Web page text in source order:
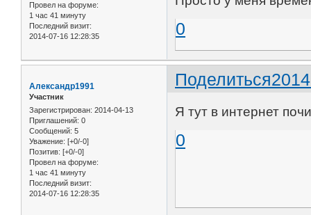
Провел на форуме:
1 час 41 минуту
Последний визит:
2014-07-16 12:28:35
0
Поделиться
Александр1991
Участник
Зарегистрирован: 2014-04-13
Приглашений: 0
Сообщений: 5
Уважение: [+0/-0]
Позитив: [+0/-0]
Провел на форуме:
1 час 41 минуту
Последний визит:
2014-07-16 12:28:35
Я тут в интернет
0